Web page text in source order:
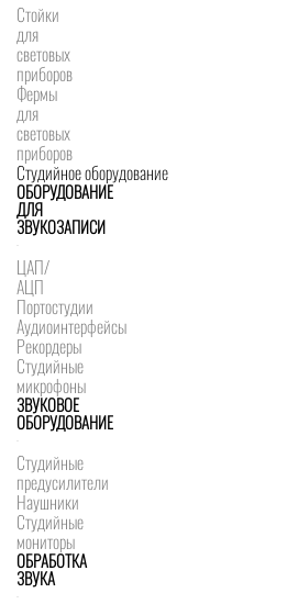
Стойки
для
световых
приборов
Фермы
для
световых
приборов
Студийное оборудование
ОБОРУДОВАНИЕ
ДЛЯ
ЗВУКОЗАПИСИ
ЦАП/
АЦП
Портостудии
Аудиоинтерфейсы
Рекордеры
Студийные
микрофоны
ЗВУКОВОЕ
ОБОРУДОВАНИЕ
Студийные
предусилители
Наушники
Студийные
мониторы
ОБРАБОТКА
ЗВУКА